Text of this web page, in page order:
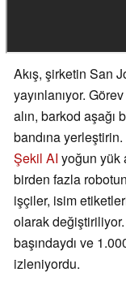
Akış, şirketin San
yayınlanıyor.
alın, barkod aşağı
bandına
Şekil AI yoğun yük
birden fazla
işçiler, isim
olarak değiştiriliyor.
başındaydı ve
izleniyordu.